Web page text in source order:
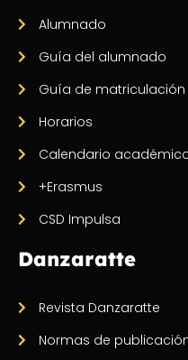
Alumnado
Guía del alumnado
Guía de matriculación
Horarios
Calendario
+Erasmus
CSD Impulsa
Danzaratte
Revista Danzaratte
Normas de